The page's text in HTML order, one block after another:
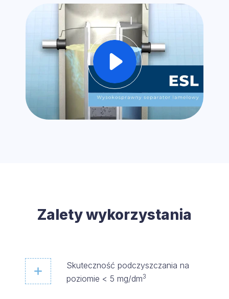
Zalety wykorzystania
Skuteczność podczyszczania na
poziomie < 5 mg/dm3